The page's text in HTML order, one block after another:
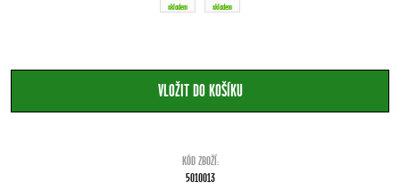
skladem skladem
KÓD ZBOŽÍ:
5010013